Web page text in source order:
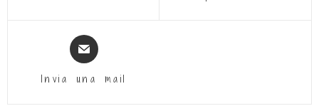
Invia una mail